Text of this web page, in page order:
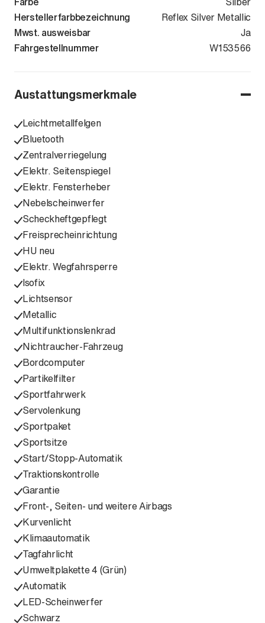
Herstellerfarbbezeichnung
Reflex Silver Metallic
Mwst. ausweisbar
Ja
Fahrgestellnummer
WVWZZZCD9RW153566
Austattungsmerkmale
Leichtmetallfelgen
Bluetooth
Zentralverriegelung
Elektr. Seitenspiegel
Elektr. Fensterheber
Nebelscheinwerfer
Scheckheftgepflegt
Freisprecheinrichtung
HU neu
Elektr. Wegfahrsperre
Isofix
Lichtsensor
Metallic
Multifunktionslenkrad
Nichtraucher-Fahrzeug
Bordcomputer
Partikelfilter
Sportfahrwerk
Servolenkung
Sportpaket
Sportsitze
Start/Stopp-Automatik
Traktionskontrolle
Garantie
Front-, Seiten- und weitere Airbags
Kurvenlicht
Klimaautomatik
Tagfahrlicht
Umweltplakette 4 (Grün)
Automatik
LED-Scheinwerfer
Schwarz